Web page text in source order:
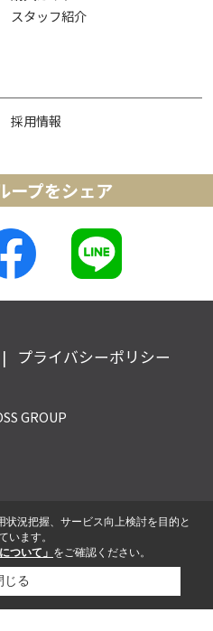
スタッフ紹介
採用情報
ープをシェア
プライバシーポリシー
GROUP
況把握、サービス向上検討を目的と
います。
ついて」 をご確認ください。
じる